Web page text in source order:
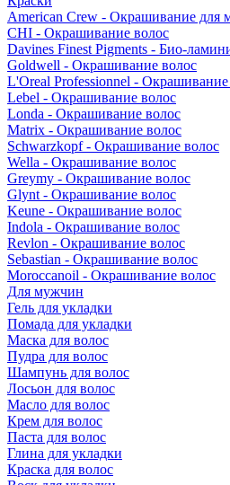
American Crew - Окрашивание для
CHI - Окрашивание волос
Davines Finest Pigments - Био-
Goldwell - Окрашивание волос
L'Oreal Professionnel - Окрашивание
Lebel - Окрашивание волос
Londa - Окрашивание волос
Matrix - Окрашивание волос
Schwarzkopf - Окрашивание волос
Wella - Окрашивание волос
Greymy - Окрашивание волос
Glynt - Окрашивание волос
Keune - Окрашивание волос
Indola - Окрашивание волос
Revlon - Окрашивание волос
Sebastian - Окрашивание волос
Moroccanoil - Окрашивание волос
Для мужчин
Гель для укладки
Помада для укладки
Маска для волос
Пудра для волос
Шампунь для волос
Лосьон для волос
Масло для волос
Крем для волос
Паста для волос
Глина для укладки
Краска для волос